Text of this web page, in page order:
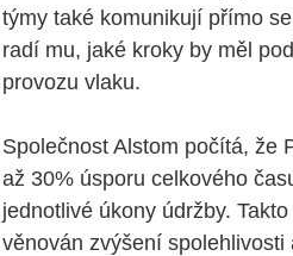
týmy také komunikují přímo
radí mu, jaké kroky by měl
provozu vlaku.
Společnost Alstom počítá, že
až 30% úsporu celkového
jednotlivé úkony údržby.
věnován zvýšení spolehlivosti